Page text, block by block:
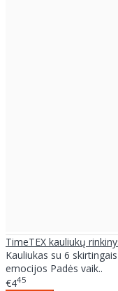
TimeTEX kauliukų
Kauliukas su 6
emocijos Padės vaik..
€445